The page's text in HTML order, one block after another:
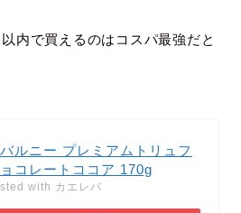
内で買えるのは コスパ最強だと
ルニー プレミアムトリュフ
コレートココア 170g
with カエレバ